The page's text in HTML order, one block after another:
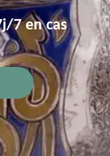
7 en cas